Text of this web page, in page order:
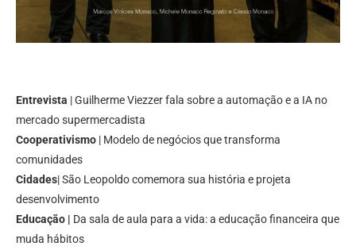
Entrevista | Guilherme Viezzer fala sobre a automação e a IA no
mercado supermercadista
Cooperativismo | Modelo de negócios que transforma
comunidades
Cidades| São Leopoldo comemora sua história e projeta
desenvolvimento
Educação | Da sala de aula para a vida: a educação financeira que
muda hábitos